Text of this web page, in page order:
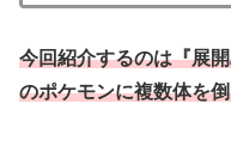
今回紹介するのは『展
のポケモンに複数体を